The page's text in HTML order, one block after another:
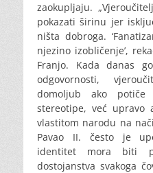
zaokupljaju.
pokazati širinu jer
ništa dobroga.
njezino izobličenje’,
Franjo. Kada danas
odgovornosti,
domoljub ako
stereotipe, već upravo
vlastitom narodu na
Pavao II. često je
identitet mora biti
dostojanstva svakoga